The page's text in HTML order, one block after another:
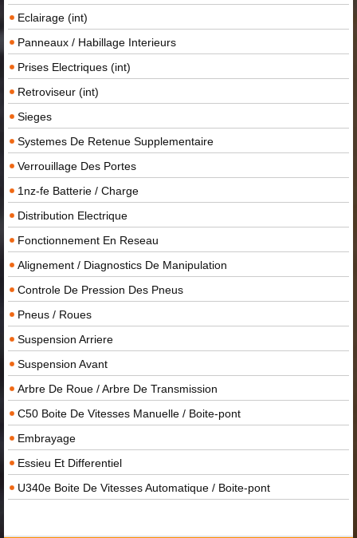
Eclairage (int)
Panneaux / Habillage Interieurs
Prises Electriques (int)
Retroviseur (int)
Sieges
Systemes De Retenue Supplementaire
Verrouillage Des Portes
1nz-fe Batterie / Charge
Distribution Electrique
Fonctionnement En Reseau
Alignement / Diagnostics De Manipulation
Controle De Pression Des Pneus
Pneus / Roues
Suspension Arriere
Suspension Avant
Arbre De Roue / Arbre De Transmission
C50 Boite De Vitesses Manuelle / Boite-pont
Embrayage
Essieu Et Differentiel
U340e Boite De Vitesses Automatique / Boite-pont